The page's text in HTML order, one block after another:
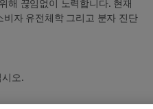
해 끊임없이 노력합니다. 현재
자 유전체학 그리고 분자 진단
오.